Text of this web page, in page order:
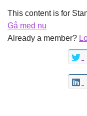
This content is for
Gå med nu
Already a member?